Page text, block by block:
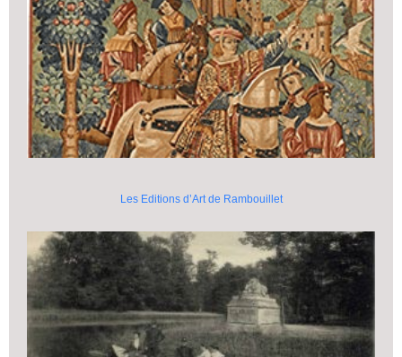
Les Editions d’Art de Rambouillet